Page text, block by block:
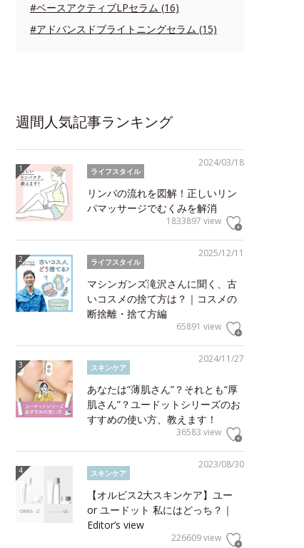
#ベースアクティブLPセラム (16)
#アドバンスドブライトニングセラム (15)
週間人気記事ランキング
2024/03/18
ライフスタイル
リンパの流れを図解！正しいリン
パマッサージでむくみを解消
1833897 view
2025/12/11
ライフスタイル
マシンガンズ滝沢さんに聞く、古
いコスメの捨て方は？｜コスメの
断捨離・捨て方編
65891 view
2024/11/27
スキンケア
あなたは“薄肌さん”？それとも“厚
肌さん”？ユードットシリーズのお
すすめの使い方、教えます！
36583 view
2023/08/30
スキンケア
【オルビス2大スキンケア】ユー
or ユードット 私にはどっち？｜
Editor’s view
226609 view